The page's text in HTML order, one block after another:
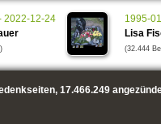
2022-12-24
1995-
Lisa
(32.444
17.466.249